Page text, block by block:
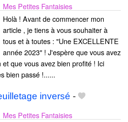
Mes Petites Fantaisies
Holà ! Avant de commencer mon
article , je tiens à vous souhaiter à
tous et à toutes : "Une EXCELLENTE
année 2023" ! J'espère que vous avez
que vous avez bien profité ! Ici
bien passé !......
inversé -
Mes Petites Fantaisies